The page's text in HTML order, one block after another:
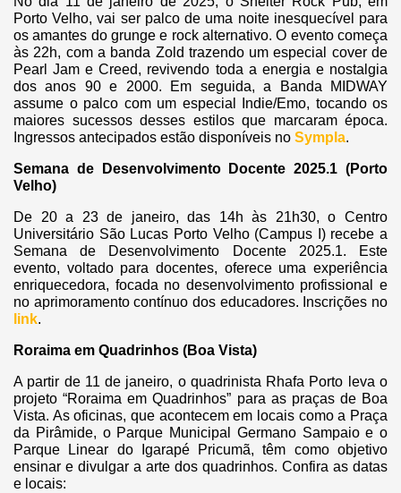
Porto Velho, vai ser palco de uma noite inesquecível para
os amantes do grunge e rock alternativo. O evento começa
às 22h, com a banda Zold trazendo um especial cover de
Pearl Jam e Creed, revivendo toda a energia e nostalgia
dos anos 90 e 2000. Em seguida, a Banda MIDWAY
assume o palco com um especial Indie/Emo, tocando os
maiores sucessos desses estilos que marcaram época.
Ingressos antecipados estão disponíveis no Sympla.
Semana de Desenvolvimento Docente 2025.1 (Porto
Velho)
De 20 a 23 de janeiro, das 14h às 21h30, o Centro
Universitário São Lucas Porto Velho (Campus I) recebe a
Semana de Desenvolvimento Docente 2025.1. Este
evento, voltado para docentes, oferece uma experiência
enriquecedora, focada no desenvolvimento profissional e
no aprimoramento contínuo dos educadores. Inscrições no
link.
Roraima em Quadrinhos (Boa Vista)
A partir de 11 de janeiro, o quadrinista Rhafa Porto leva o
projeto “Roraima em Quadrinhos” para as praças de Boa
Vista. As oficinas, que acontecem em locais como a Praça
da Pirâmide, o Parque Municipal Germano Sampaio e o
Parque Linear do Igarapé Pricumã, têm como objetivo
ensinar e divulgar a arte dos quadrinhos. Confira as datas
e locais: